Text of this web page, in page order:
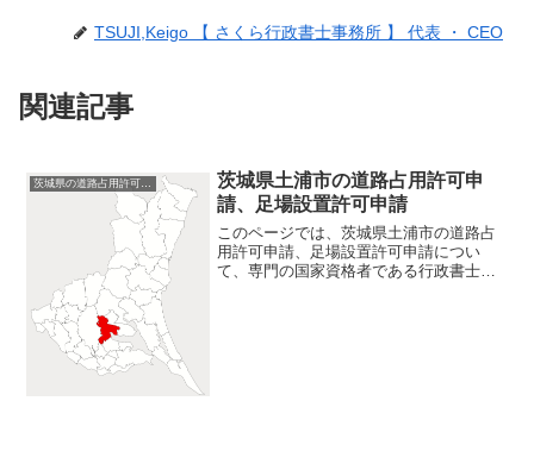
TSUJI,Keigo 【 さくら行政書士事務所 】 代表 ・ CEO
関連記事
茨城県土浦市の道路占用許可申
請、足場設置許可申請
このページでは、茨城県土浦市の道路占
用許可申請、足場設置許可申請につい
て、専門の国家資格者である行政書士が